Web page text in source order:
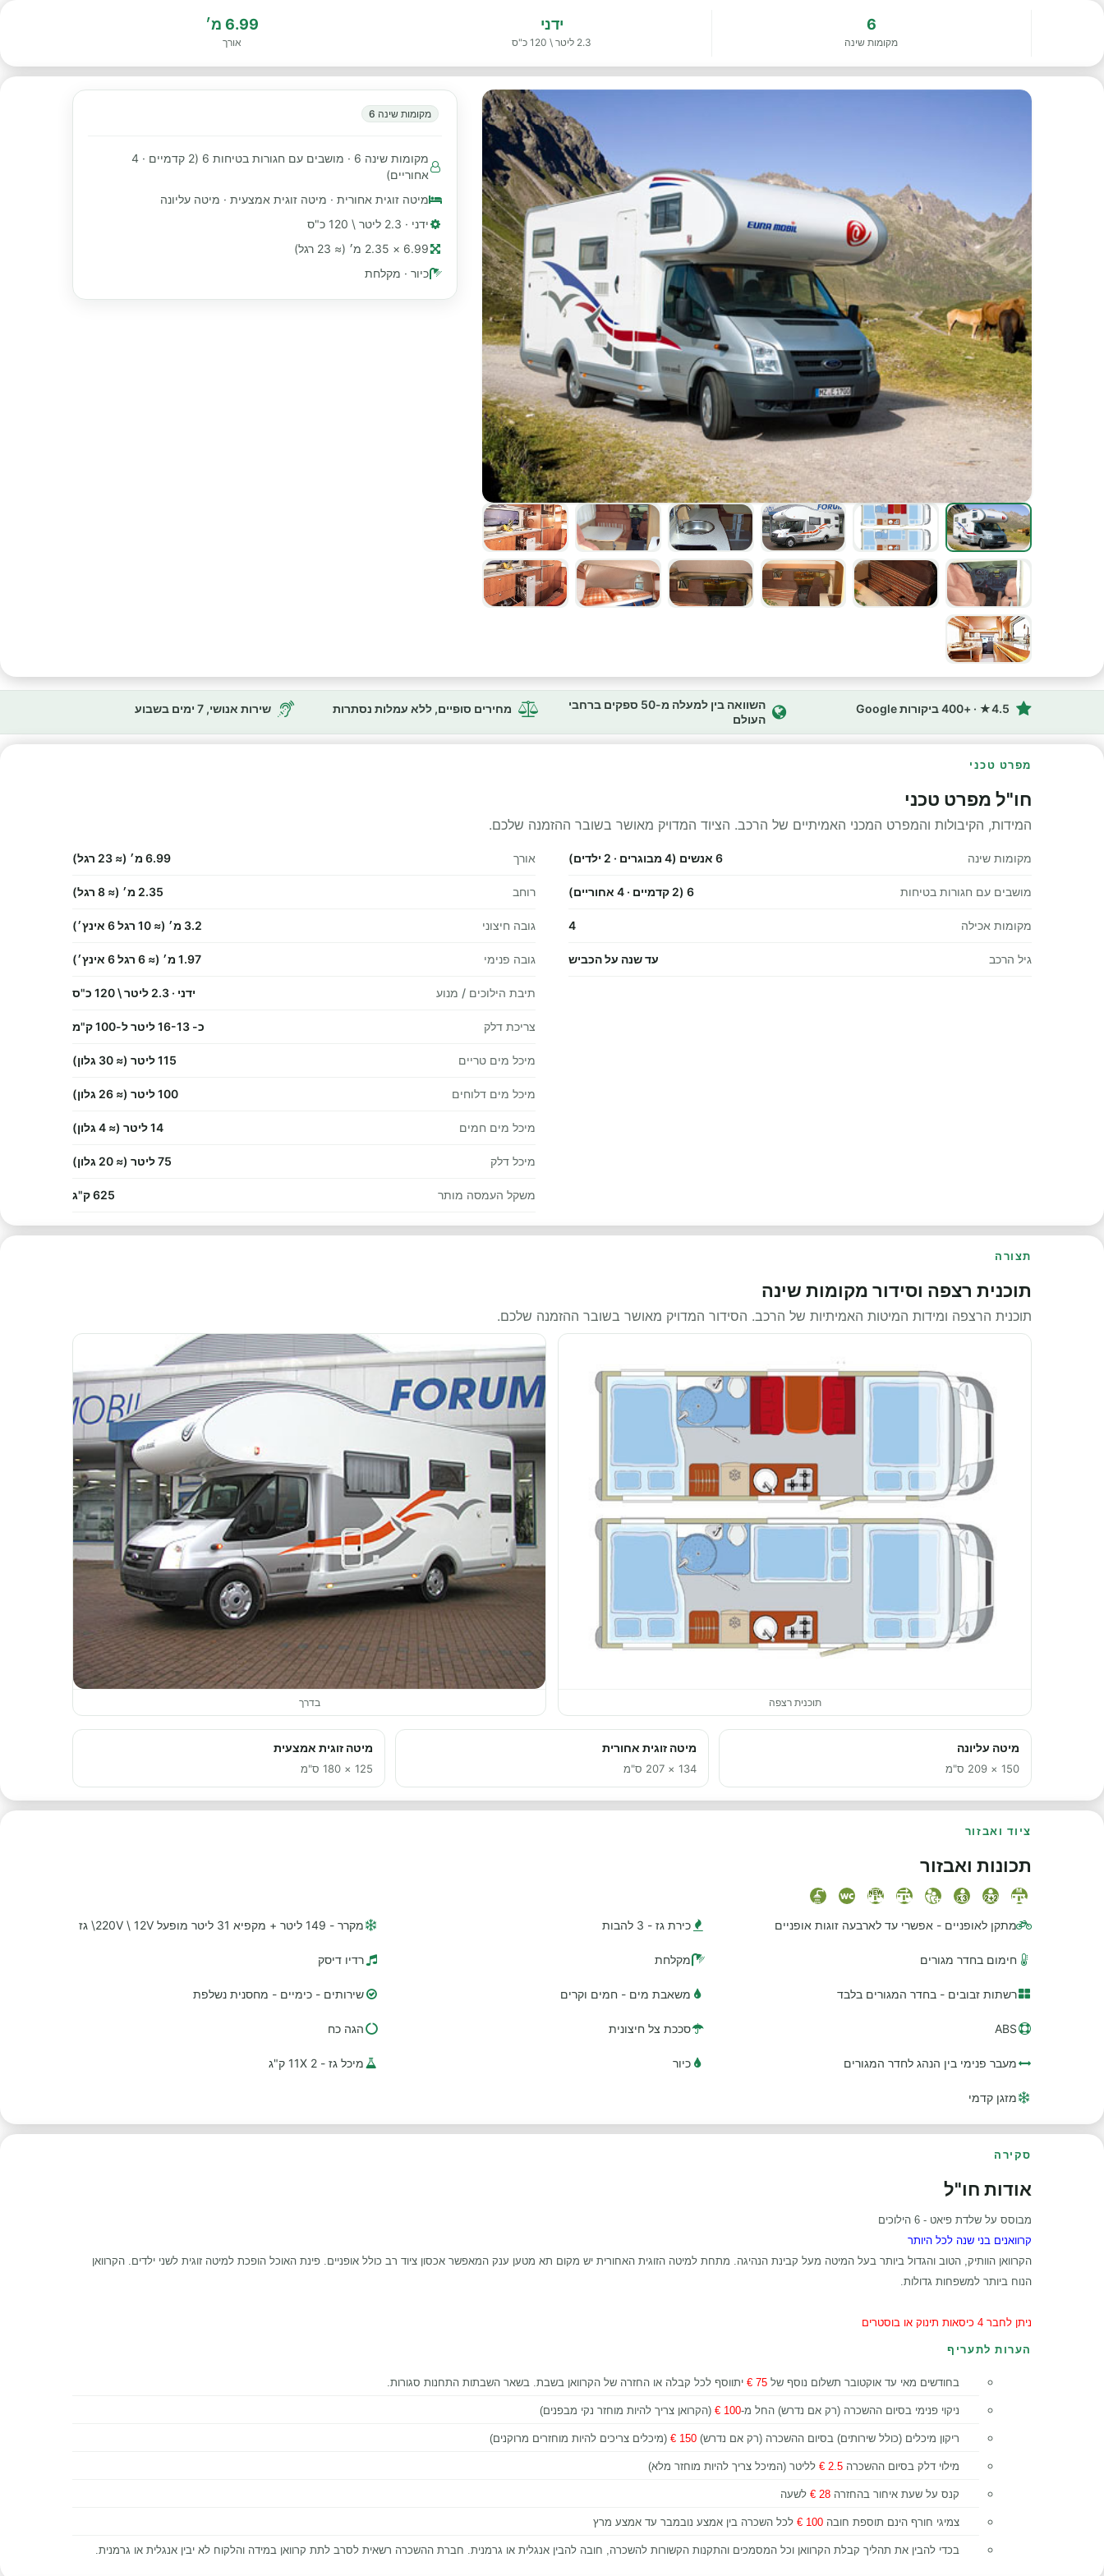
6
מקומות שינה
ידני
2.3 ליטר \ 120 כ"ס
6.99 מ׳
אורך
מקומות שינה 6
מקומות שינה 6 · מושבים עם חגורות בטיחות 6 (2 קדמיים · 4
אחוריים)
מיטה זוגית אחורית · מיטה זוגית אמצעית · מיטה עליונה
ידני · 2.3 ליטר \ 120 כ"ס
6.99 × 2.35 מ׳ (≈ 23 רגל)
כיור · מקלחת
4.5★ · +400 ביקורות Google
השוואה בין למעלה מ-50 ספקים ברחבי
העולם
מחירים סופיים, ללא עמלות נסתרות שירות אנושי, 7 ימים בשבוע
מפרט טכני
חו"ל מפרט טכני
המידות, הקיבולות והמפרט המכני האמיתיים של הרכב. הציוד המדויק מאושר בשובר ההזמנה שלכם.
מקומות שינה 6 אנשים (4 מבוגרים · 2 ילדים)
מושבים עם חגורות בטיחות 6 (2 קדמיים · 4 אחוריים)
מקומות אכילה 4
גיל הרכב עד שנה על הכביש
אורך 6.99 מ׳ (≈ 23 רגל)
רוחב 2.35 מ׳ (≈ 8 רגל)
גובה חיצוני 3.2 מ׳ (≈ 10 רגל 6 אינץ׳)
גובה פנימי 1.97 מ׳ (≈ 6 רגל 6 אינץ׳)
תיבת הילוכים / מנוע ידני · 2.3 ליטר \ 120 כ"ס
צריכת דלק כ- 16-13 ליטר ל-100 ק"מ
מיכל מים טריים 115 ליטר (≈ 30 גלון)
מיכל מים דלוחים 100 ליטר (≈ 26 גלון)
מיכל מים חמים 14 ליטר (≈ 4 גלון)
מיכל דלק 75 ליטר (≈ 20 גלון)
משקל העמסה מותר 625 ק"ג
תצורה
תוכנית רצפה וסידור מקומות שינה
תוכנית הרצפה ומידות המיטות האמיתיות של הרכב. הסידור המדויק מאושר בשובר ההזמנה שלכם.
תוכנית רצפה בדרך
מיטה עליונה
150 × 209 ס"מ
מיטה זוגית אחורית
134 × 207 ס"מ
מיטה זוגית אמצעית
125 × 180 ס"מ
ציוד ואבזור
תכונות ואבזור
מתקן לאופניים - אפשרי עד לארבעה זוגות אופניים כירת גז - 3 להבות מקרר - 149 ליטר + מקפיא 31 ליטר מופעל 220V \ 12V\ גז
חימום בחדר מגורים מקלחת רדיו דיסק
רשתות זבובים - בחדר המגורים בלבד משאבת מים - חמים וקרים שירותים - כימיים - מחסנית נשלפת
ABS סככת צל חיצונית הגה כח
מעבר פנימי בין הנהג לחדר המגורים כיור מיכל גז - 2 11X ק"ג
מזגן קדמי
סקירה
אודות חו"ל
מבוסס על שלדת פיאט - 6 הילוכים
קרוואנים בני שנה לכל היותר
הקרוואן הוותיק, הטוב והגדול ביותר בעל המיטה מעל קבינת הנהיגה. מתחת למיטה הזוגית האחורית יש מקום תא מטען ענק המאפשר אכסון ציוד רב כולל אופניים. פינת האוכל הופכת למיטה זוגית לשני ילדים. הקרוואן
הנוח ביותר למשפחות גדולות.
ניתן לחבר 4 כיסאות תינוק או בוסטרים
הערות לתעריף
בחודשים מאי עד אוקטובר תשלום נוסף של 75 € יתווסף לכל קבלה או החזרה של הקרוואן בשבת. בשאר השבתות התחנות סגורות.
ניקוי פנימי בסיום ההשכרה (רק אם נדרש) החל מ-100 € (הקרואן צריך להיות מוחזר נקי מבפנים)
ריקון מיכלים (כולל שירותים) בסיום ההשכרה (רק אם נדרש) 150 € (מיכלים צריכים להיות מוחזרים מרוקנים)
מילוי דלק בסיום ההשכרה 2.5 € לליטר (המיכל צריך להיות מוחזר מלא)
קנס על שעת איחור בהחזרה 28 € לשעה
צמיגי חורף הינם תוספת חובה 100 € לכל השכרה בין אמצע נובמבר עד אמצע מרץ
בכדי להבין את תהליך קבלת הקרוואן וכל המסמכים והתקנות הקשורות להשכרה, חובה להבין אנגלית או גרמנית. חברת ההשכרה רשאית לסרב לתת קרוואן במידה והלקוח לא יבין אנגלית או גרמנית.